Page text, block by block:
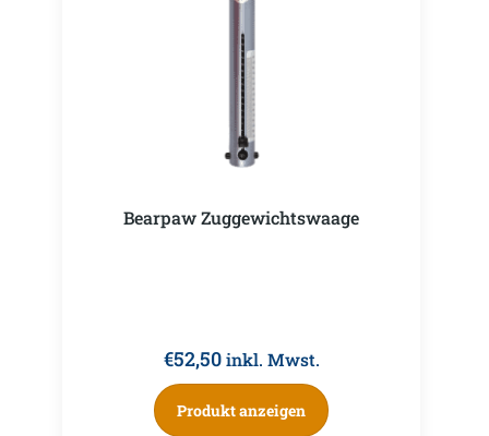
Bearpaw Zuggewichtswaage
€52,50 inkl. Mwst.
Produkt anzeigen